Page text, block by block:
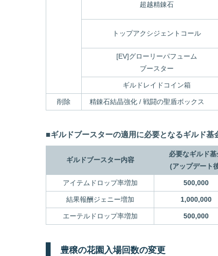
超越精錬石
トップアクシジェントコール
[EV]グローリーパフューム
ブースター
ギルドレイドコイン箱
削除 精錬石結晶強化 / 戦闘の聖盾ボックス
■ギルドブースターの適用に必要となるギルド基
ギルドブースター内容
必要なギルド基
(アップデート
アイテムドロップ率増加 500,000
結果報酬ジェニー増加 1,000,000
エーテルドロップ率増加 500,000
豊穣の花園入場回数の変更